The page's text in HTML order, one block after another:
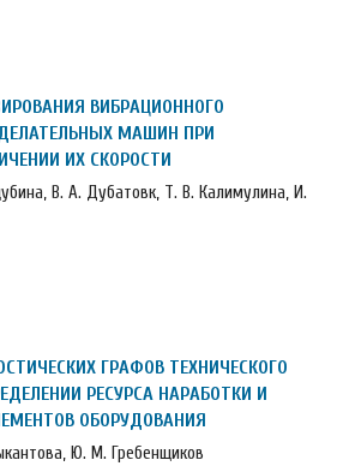
ВИБРАЦИОННОГО
МАШИН ПРИ
ИХ СКОРОСТИ
В. А. Дубатовк, Т. В. Калимулина, И.
ГРАФОВ ТЕХНИЧЕСКОГО
РЕСУРСА НАРАБОТКИ И
ОБОРУДОВАНИЯ
Ю. М. Гребенщиков